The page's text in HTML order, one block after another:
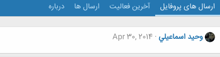
ارسال های پروفایل آخرین فعالیت ارسال ها درباره
وحيد اسماعيلي Apr 30, 2014